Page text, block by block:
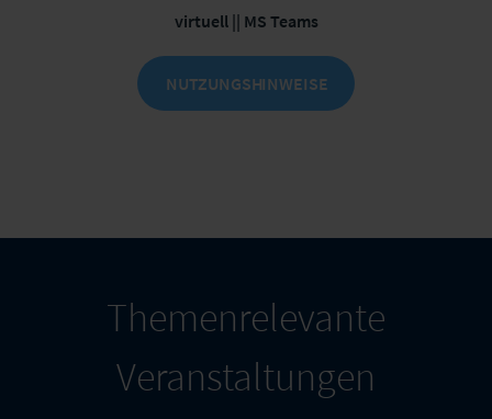
virtuell || MS Teams
NUTZUNGSHINWEISE
Themenrelevante
Veranstaltungen